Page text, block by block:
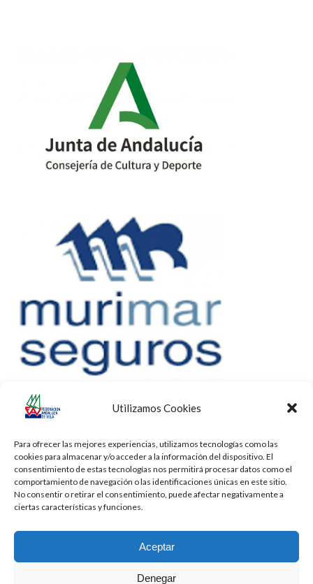
Utilizamos Cookies
Para ofrecer las mejores experiencias, utilizamos tecnologías como las
cookies para almacenar y/o acceder a la información del dispositivo. El
consentimiento de estas tecnologías nos permitirá procesar datos como el
comportamiento de navegación o las identificaciones únicas en este sitio.
No consentir o retirar el consentimiento, puede afectar negativamente a
ciertas características y funciones.
Aceptar
Denegar